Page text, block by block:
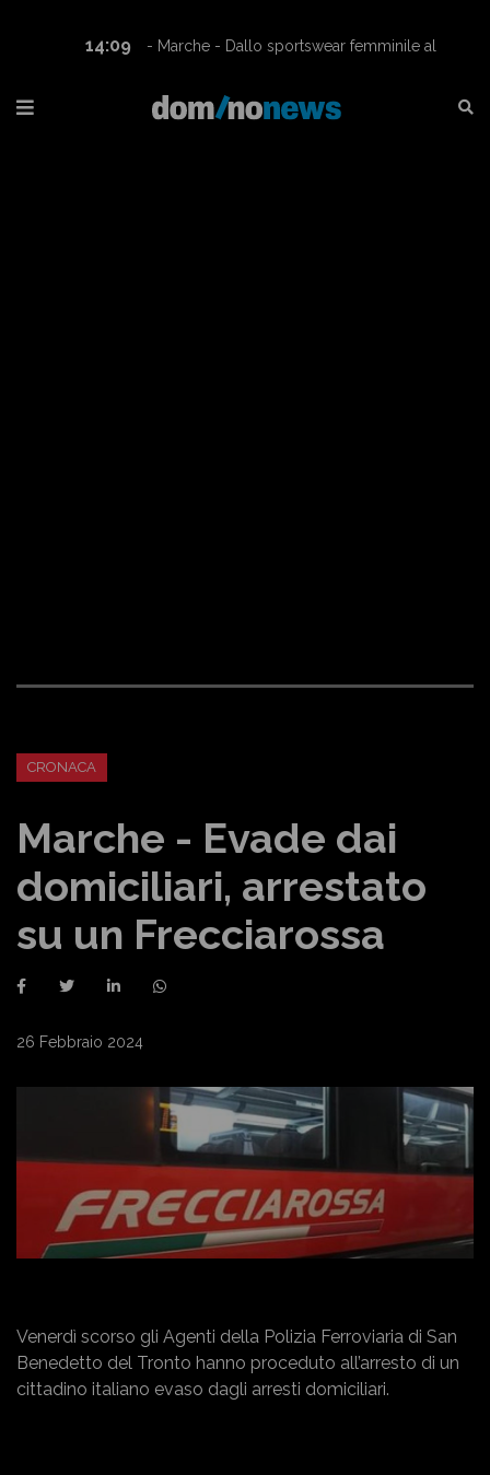
14:09
- Marche - Dallo sportswear femminile al
CRONACA
Marche - Evade dai
domiciliari, arrestato
su un Frecciarossa
26 Febbraio 2024
Venerdì scorso gli Agenti della Polizia Ferroviaria di San
Benedetto del Tronto hanno proceduto all’arresto di un
cittadino italiano evaso dagli arresti domiciliari.